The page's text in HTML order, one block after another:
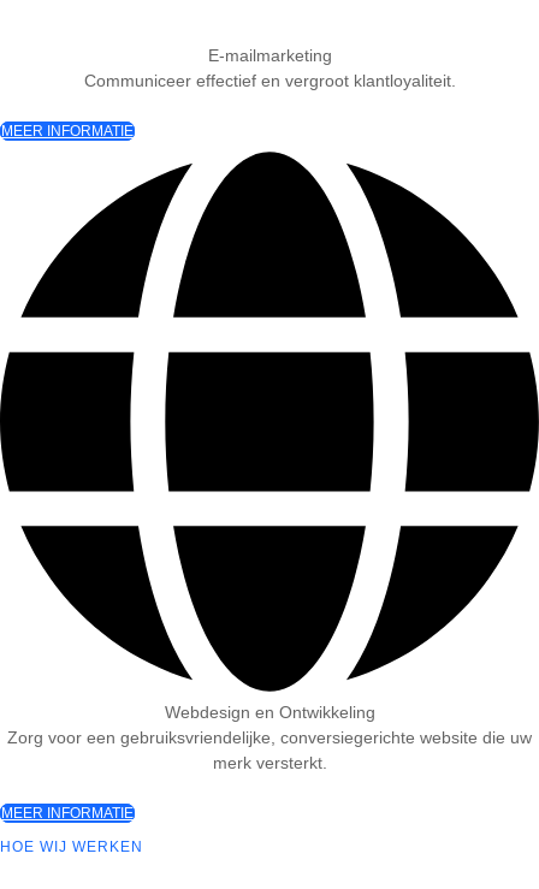
E-mailmarketing
Communiceer effectief en vergroot klantloyaliteit.
MEER INFORMATIE
Webdesign en Ontwikkeling
Zorg voor een gebruiksvriendelijke, conversiegerichte website die uw
merk versterkt.
MEER INFORMATIE
HOE WIJ WERKEN